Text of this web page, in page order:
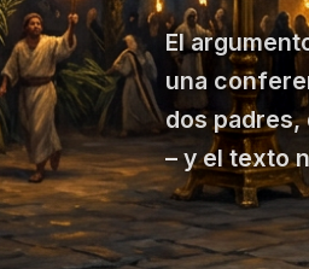
El
una
dos
– y el texto